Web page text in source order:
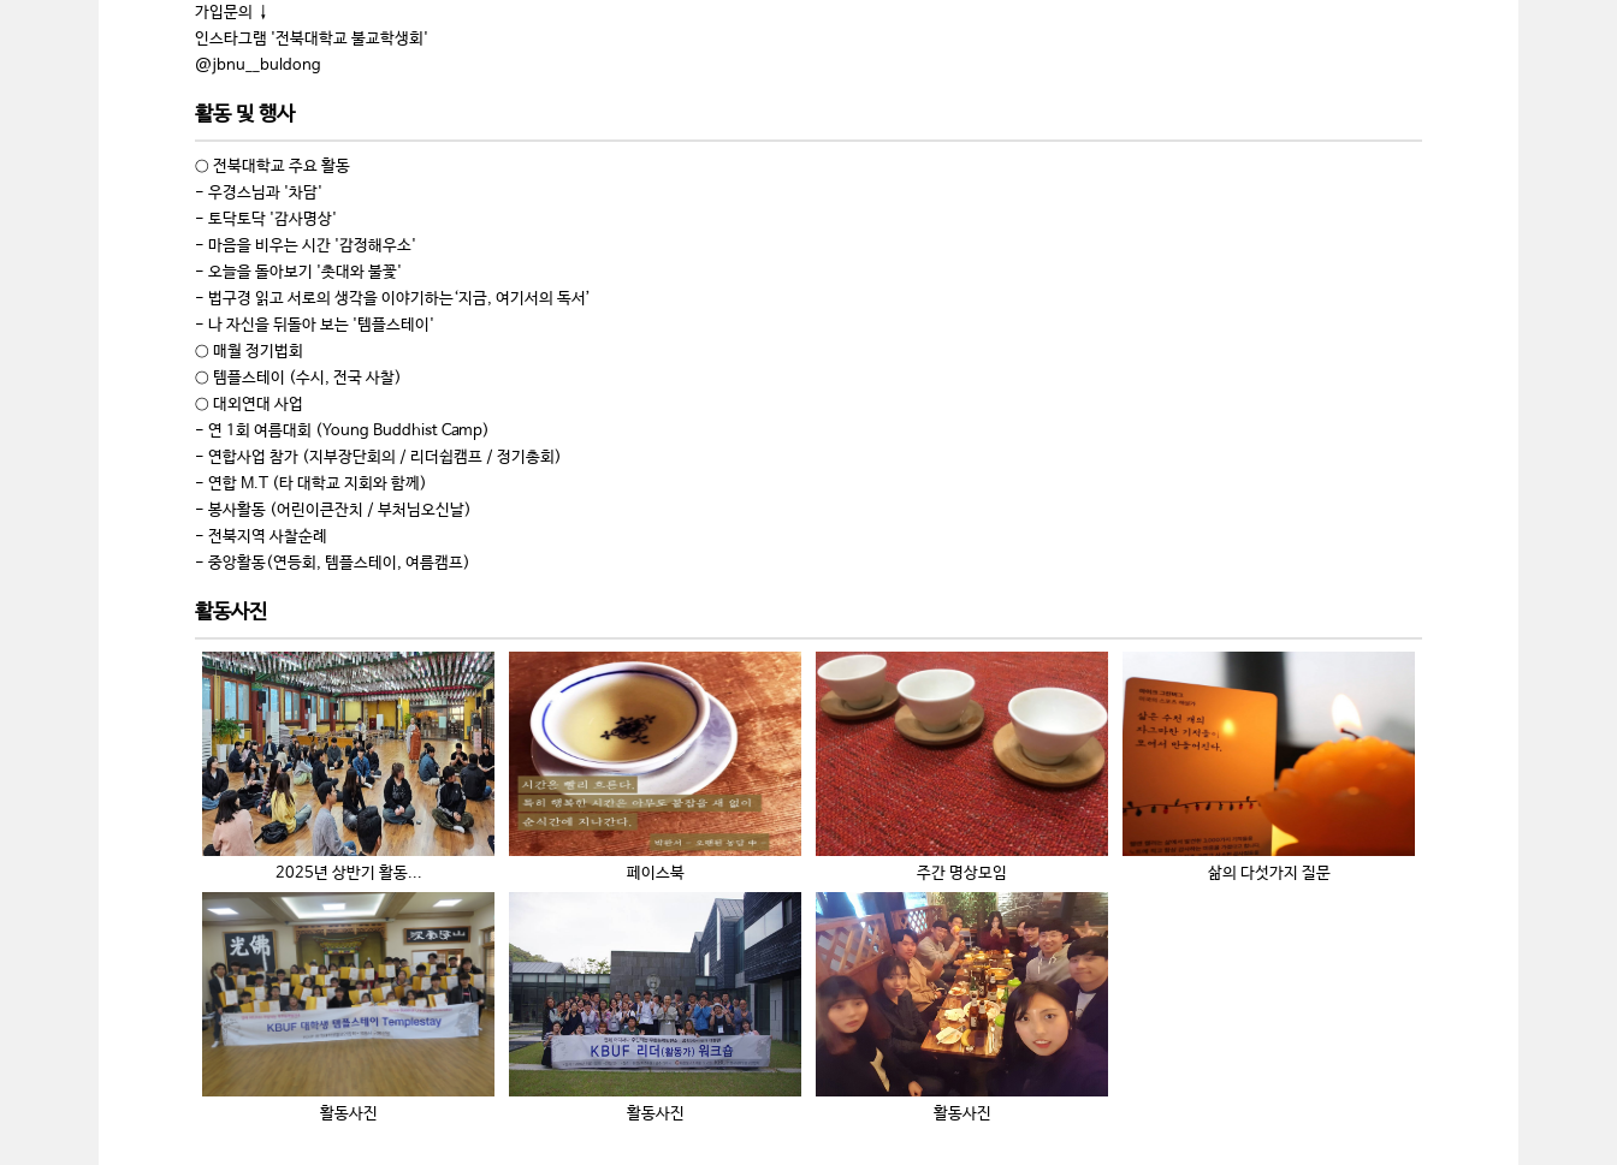
가입문의 ↓
인스타그램 '전북대학교 불교학생회'
@jbnu__buldong
활동 및 행사
○ 전북대학교 주요 활동
- 우경스님과 '차담'
- 토닥토닥 '감사명상'
- 마음을 비우는 시간 '감정해우소'
- 오늘을 돌아보기 '촛대와 불꽃'
- 법구경 읽고 서로의 생각을 이야기하는‘지금, 여기서의 독서’
- 나 자신을 뒤돌아 보는 '템플스테이'
○ 매월 정기법회
○ 템플스테이 (수시, 전국 사찰)
○ 대외연대 사업
- 연 1회 여름대회 (Young Buddhist Camp)
- 연합사업 참가 (지부장단회의 / 리더쉽캠프 / 정기총회)
- 연합 M.T (타 대학교 지회와 함께)
- 봉사활동 (어린이큰잔치 / 부처님오신날)
- 전북지역 사찰순례
- 중앙활동(연등회, 템플스테이, 여름캠프)
활동사진
2025년 상반기 활동... 페이스북 주간 명상모임 삶의 다섯가지 질문
활동사진 활동사진 활동사진